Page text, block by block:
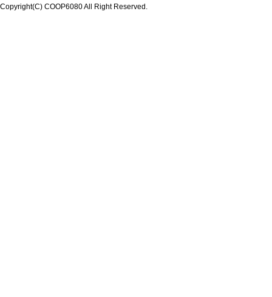
Copyright(C) COOP6080 All Right Reserved.